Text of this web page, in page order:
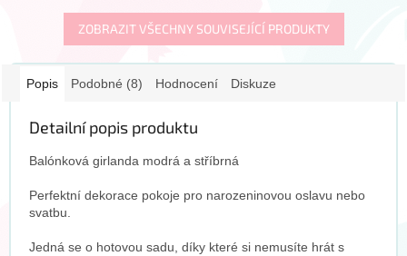
latexových...
ZOBRAZIT VŠECHNY SOUVISEJÍCÍ PRODUKTY
Popis Podobné (8) Hodnocení Diskuze
Detailní popis produktu
Balónková girlanda modrá a stříbrná
Perfektní dekorace pokoje pro narozeninovou oslavu nebo
svatbu.
Jedná se o hotovou sadu, díky které si nemusíte hrát s